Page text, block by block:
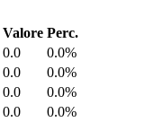
Valore Perc.
0.0
0.0%
0.0
0.0%
0.0
0.0%
0.0
0.0%